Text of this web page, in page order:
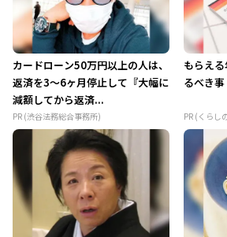
カードローン50万円以上の人は、
返済を3～6ヶ月停止して『大幅に
減額してから返済...
PR (渋谷法務総合事務所)
もらえ
るべき事
PR (くらし